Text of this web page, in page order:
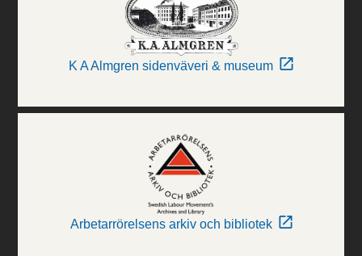
K A Almgren sidenväveri & museum
Arbetarrörelsens arkiv och bibliotek